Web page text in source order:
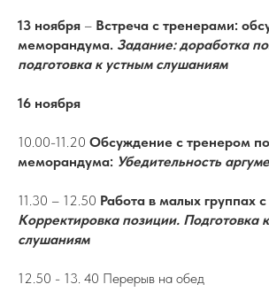
13 ноября – Встреча с тренерами:
меморандума. Задание: доработка
подготовка к устным слушаниям
16 ноября
10.00-11.20 Обсуждение с тренером
меморандума: Убедительность
11.30 – 12.50 Работа в малых группах
Корректировка позиции. Подготовка
слушаниям
12.50 - 13. 40 Перерыв на обед